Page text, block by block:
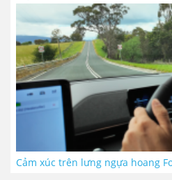
Cảm xúc trên lưng ngựa hoang